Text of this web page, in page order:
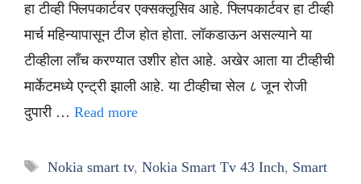
हा टीव्ही फ्लिपकार्टवर एक्सक्लूसिव आहे. फ्लिपकार्टवर हा टीव्ही
मार्च महिन्यापासून टीज होत होता. लॉकडाऊन असल्याने या
टीव्हीला लाँच करण्यात उशीर होत आहे. अखेर आता या टीव्हीची
मार्केटमध्ये एन्ट्री झाली आहे. या टीव्हीचा सेल ८ जून रोजी
दुपारी … Read more
Tags
Nokia smart tv, Nokia Smart Tv 43 Inch, Smart